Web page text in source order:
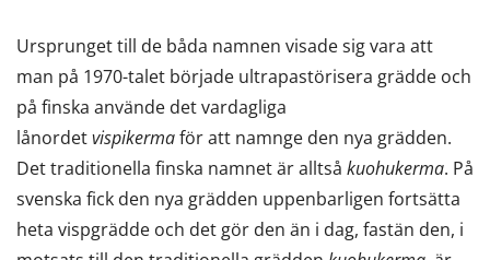
Ursprunget till de båda namnen visade sig vara att
man på 1970-talet började ultrapastörisera grädde och
på finska använde det vardagliga
lånordetvispikermaför att namnge den nya grädden.
Det traditionella finska namnet är alltså kuohukerma. På
svenska fick den nya grädden uppenbarligen fortsätta
heta vispgrädde och det gör den än i dag, fastän den, i